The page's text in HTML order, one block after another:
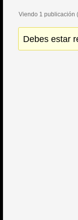
Viendo 1 publicación
Debes estar